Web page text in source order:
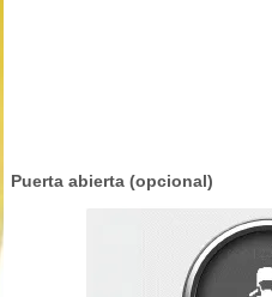
Puerta abierta (opcional)